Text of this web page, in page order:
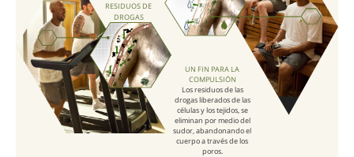
RESIDUOS DE
DROGAS
UN FIN PARA LA
COMPULSIÓN
Los residuos de las
drogas liberados de las
células y los tejidos, se
eliminan por medio del
sudor, abandonando el
cuerpo a través de los
poros.